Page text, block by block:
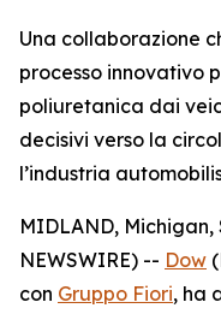
Una collaborazione
processo innovativo
poliuretanica dai
decisivi verso la
l’industria
MIDLAND, Michigan,
NEWSWIRE) -- Dow
con Gruppo Fiori, ha